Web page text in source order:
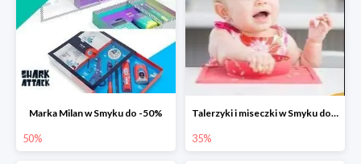
Marka Milan w Smyku do -50%
50%
Talerzyki i miseczki w Smyku do -35%
35%